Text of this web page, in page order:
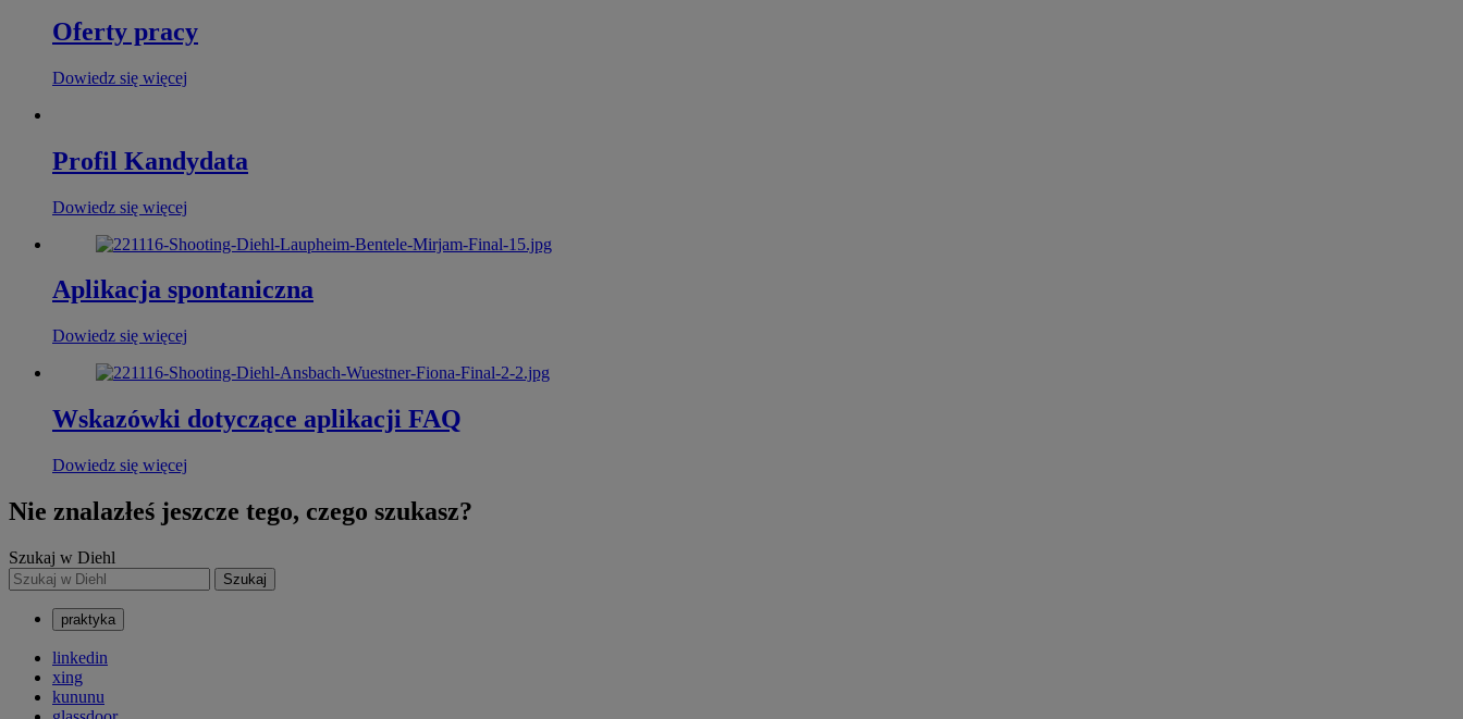
Oferty pracy
Dowiedz się więcej
Profil Kandydata
Dowiedz się więcej
Aplikacja spontaniczna
Dowiedz się więcej
Wskazówki dotyczące aplikacji FAQ
Dowiedz się więcej
Nie znalazłeś jeszcze tego, czego szukasz?
Szukaj w Diehl
Szukaj
praktyka
linkedin
xing
kununu